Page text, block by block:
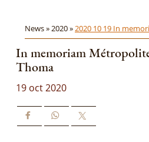
News »2020 »2020 10 19 In
In memoriam
Thoma
19 oct 2020